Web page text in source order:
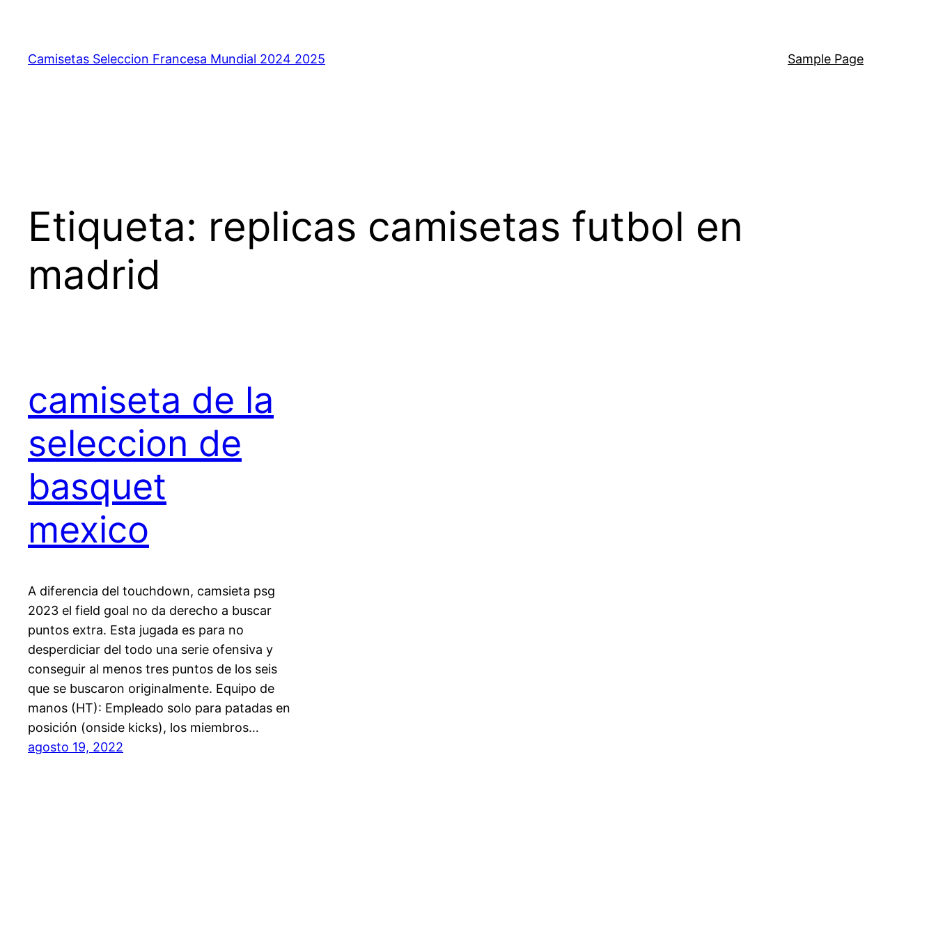
contenido
Camisetas Seleccion Francesa Mundial 2024 2025 Sample Page
Etiqueta: replicas camisetas futbol en
madrid
camiseta de la
seleccion de
basquet
mexico
A diferencia del touchdown, camsieta psg
2023 el field goal no da derecho a buscar
puntos extra. Esta jugada es para no
desperdiciar del todo una serie ofensiva y
conseguir al menos tres puntos de los seis
que se buscaron originalmente. Equipo de
manos (HT): Empleado solo para patadas en
posición (onside kicks), los miembros…
agosto 19, 2022